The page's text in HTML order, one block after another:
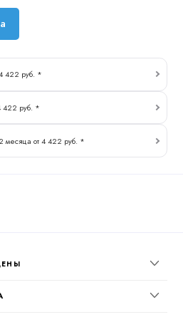
422 руб. *
422 руб. *
месяца от 4 422 руб. *